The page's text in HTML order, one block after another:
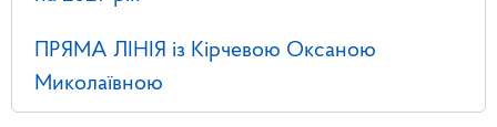
ПРЯМА ЛІНІЯ із Кірчевою Оксаною
Миколаївною